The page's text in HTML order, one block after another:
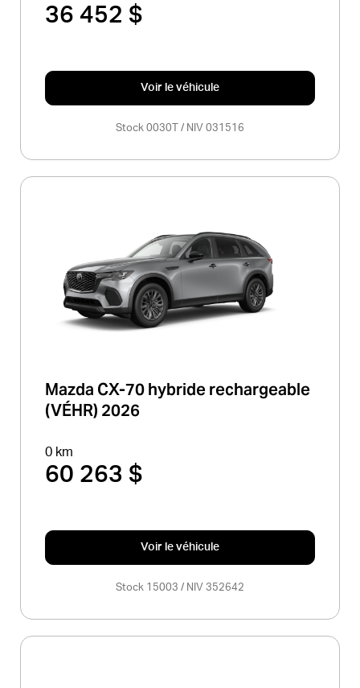
36 452 $
Voir le véhicule
Stock 0030T / NIV 031516
Mazda CX-70 hybride rechargeable
(VÉHR) 2026
0 km
60 263 $
Voir le véhicule
Stock 15003 / NIV 352642